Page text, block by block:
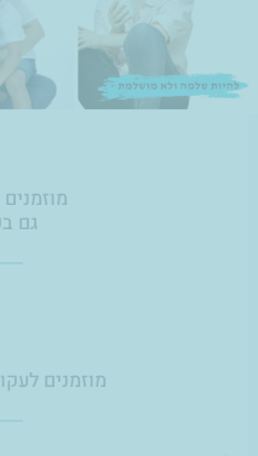
גם
מוזמנים